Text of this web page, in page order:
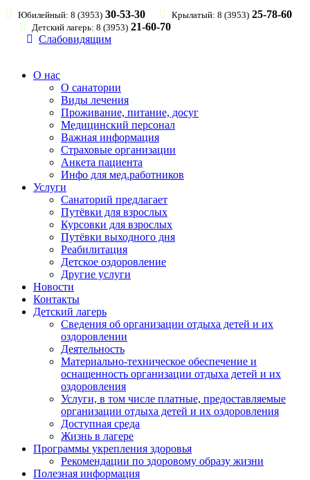
Юбилейный: 8 (3953) 30-53-30 Крылатый: 8 (3953) 25-78-60
Детский лагерь: 8 (3953) 21-60-70
Слабовидящим
О нас
О санатории
Виды лечения
Проживание, питание, досуг
Медицинский персонал
Важная информация
Страховые организации
Анкета пациента
Инфо для мед.работников
Услуги
Санаторий предлагает
Путёвки для взрослых
Курсовки для взрослых
Путёвки выходного дня
Реабилитация
Детское оздоровление
Другие услуги
Новости
Контакты
Детский лагерь
Сведения об организации отдыха детей и их
оздоровлении
Деятельность
Материально-техническое обеспечение и
оснащенность организации отдыха детей и их
оздоровления
Услуги, в том числе платные, предоставляемые
организации отдыха детей и их оздоровления
Доступная среда
Жизнь в лагере
Программы укрепления здоровья
Рекомендации по здоровому образу жизни
Полезная информация